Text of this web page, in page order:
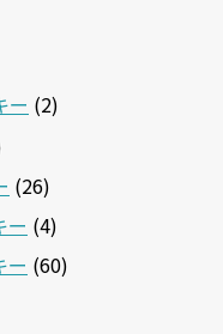
ー (2)
(26)
ー (4)
ー (60)